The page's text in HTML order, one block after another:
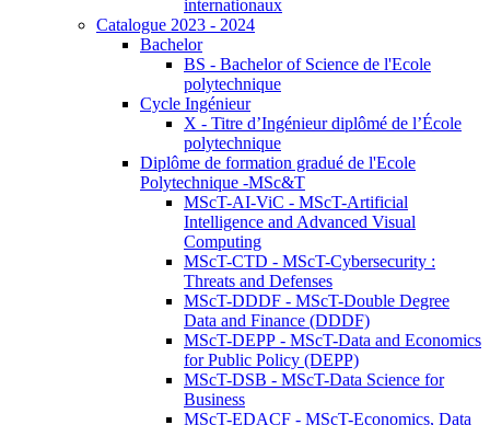
internationaux
Catalogue 2023 - 2024
Bachelor
BS - Bachelor of Science de l'Ecole
polytechnique
Cycle Ingénieur
X - Titre d’Ingénieur diplômé de l’École
polytechnique
Diplôme de formation gradué de l'Ecole
Polytechnique -MSc&T
MScT-AI-ViC - MScT-Artificial
Intelligence and Advanced Visual
Computing
MScT-CTD - MScT-Cybersecurity :
Threats and Defenses
MScT-DDDF - MScT-Double Degree
Data and Finance (DDDF)
MScT-DEPP - MScT-Data and Economics
for Public Policy (DEPP)
MScT-DSB - MScT-Data Science for
Business
MScT-EDACF - MScT-Economics, Data